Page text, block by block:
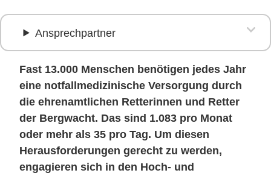
Ansprechpartner
Fast 13.000 Menschen benötigen jedes Jahr
eine notfallmedizinische Versorgung durch
die ehrenamtlichen Retterinnen und Retter
der Bergwacht. Das sind 1.083 pro Monat
oder mehr als 35 pro Tag. Um diesen
Herausforderungen gerecht zu werden,
engagieren sich in den Hoch- und